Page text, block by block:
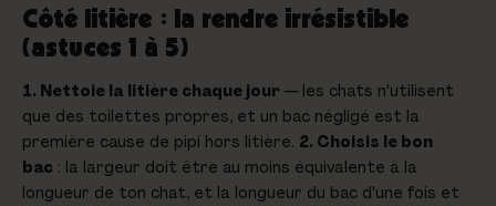
Côté litière : la rendre irrésistible
(astuces 1 à 5)
1. Nettoie la litière chaque jour — les chats n'utilisent
que des toilettes propres, et un bac négligé est la
première cause de pipi hors litière. 2. Choisis le bon
bac : la largeur doit être au moins équivalente à la
longueur de ton chat, et la longueur du bac d'une fois et